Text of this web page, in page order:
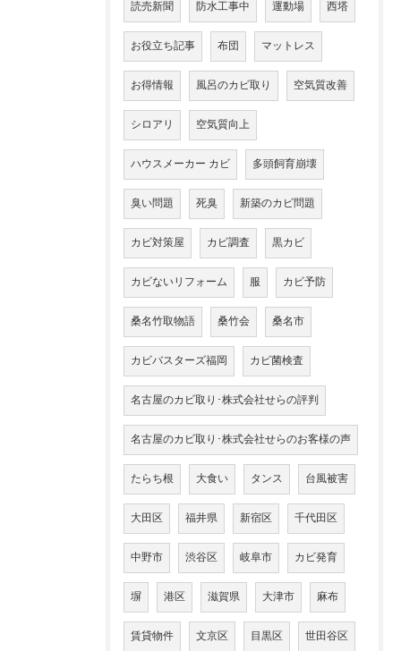
読売新聞 防水工事中 運動場 西塔
お役立ち記事 布団 マットレス
お得情報 風呂のカビ取り 空気質改善
シロアリ 空気質向上
ハウスメーカー カビ 多頭飼育崩壊
臭い問題 死臭 新築のカビ問題
カビ対策屋 カビ調査 黒カビ
カビないリフォーム 服 カビ予防
桑名竹取物語 桑竹会 桑名市
カビバスターズ福岡 カビ菌検査
名古屋のカビ取り･株式会社せらの評判
名古屋のカビ取り･株式会社せらのお客様の声
たらち根 大食い タンス 台風被害
大田区 福井県 新宿区 千代田区
中野市 渋谷区 岐阜市 カビ発育
塀 港区 滋賀県 大津市 麻布
賃貸物件 文京区 目黒区 世田谷区